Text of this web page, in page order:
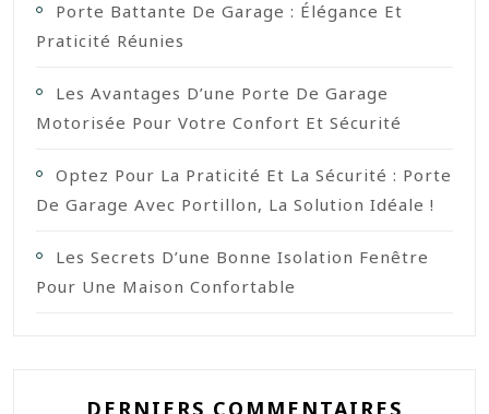
Porte Battante De Garage : Élégance Et
Praticité Réunies
Les Avantages D’une Porte De Garage
Motorisée Pour Votre Confort Et Sécurité
Optez Pour La Praticité Et La Sécurité : Porte
De Garage Avec Portillon, La Solution Idéale !
Les Secrets D’une Bonne Isolation Fenêtre
Pour Une Maison Confortable
DERNIERS COMMENTAIRES